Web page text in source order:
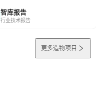
智库报告
行业技术报告
更多造物项目